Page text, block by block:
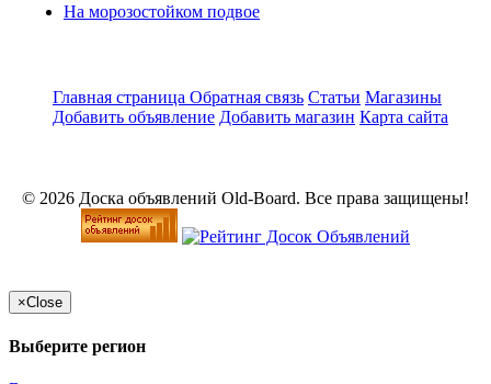
На морозостойком подвое
Главная страница Обратная связь Статьи Магазины
Добавить объявление Добавить магазин Карта сайта
© 2026 Доска объявлений Old-Board. Все права защищены!
×Close
Выберите регион